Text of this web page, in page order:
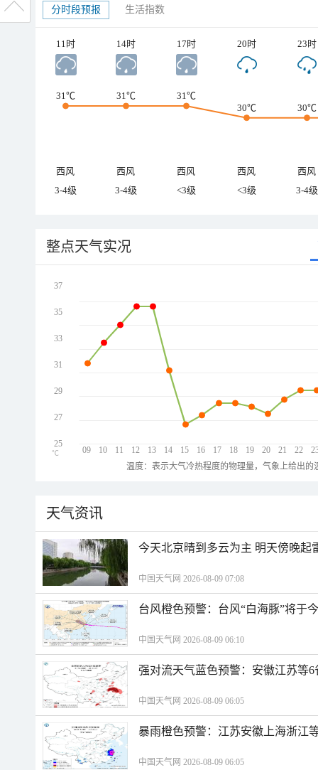
分时段预报 生活指数
11时 14时 17时 20时 23时
31℃ 31℃
31℃
30℃
30℃
西风 西风 西风 西风
西风
3-4级
3-4级 <3级 <3级 3-4级
整点天气实况
09 10 11 12 13 14 15 16 17 18 19 20 21 22
37
35
33
31
29
27
25
℃
温度：表示大气冷热程度的物理量，气象上给出
天气资讯
今天北京晴到多云为主 明天傍晚起
中国天气网 2026-08-09 07:08
台风橙色预警：台风“白海豚”将于
中国天气网 2026-08-09 06:10
强对流天气蓝色预警：安徽江苏等
中国天气网 2026-08-09 06:05
暴雨橙色预警：江苏安徽上海浙江
中国天气网 2026-08-09 06:05